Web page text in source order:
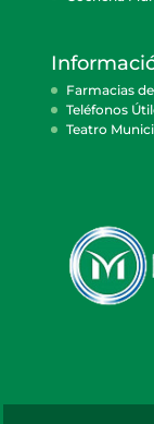
Farmacias
Teléfonos
Teatro